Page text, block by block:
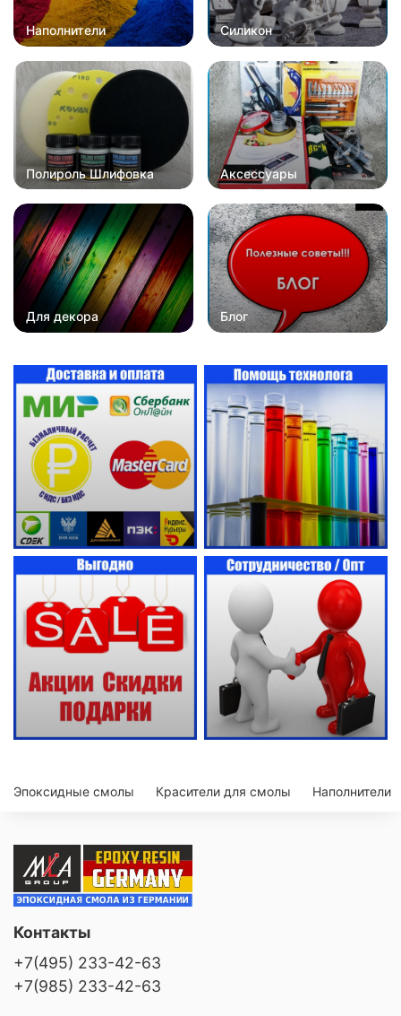
Наполнители Силикон
Полироль Шлифовка Аксессуары
Для декора Блог
Эпоксидные смолы Красители для смолы Наполнители
Контакты
+7(495) 233-42-63
+7(985) 233-42-63